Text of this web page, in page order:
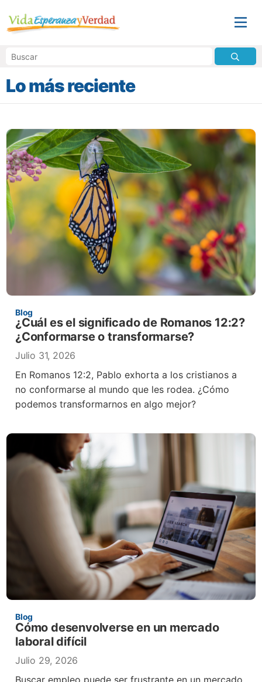
Lo más reciente
Blog
¿Cuál es el significado de Romanos 12:2?
¿Conformarse o transformarse?
Julio 31, 2026
En Romanos 12:2, Pablo exhorta a los cristianos a
no conformarse al mundo que les rodea. ¿Cómo
podemos transformarnos en algo mejor?
Blog
Cómo desenvolverse en un mercado
laboral difícil
Julio 29, 2026
Buscar empleo puede ser frustrante en un mercado